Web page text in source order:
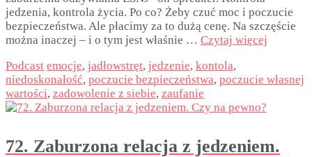
jedzenia, kontrola życia. Po co? Żeby czuć moc i poczucie
bezpieczeństwa. Ale płacimy za to dużą cenę. Na szczęście
można inaczej – i o tym jest właśnie … Czytaj więcej
Podcast emocje, jadłowstręt, jedzenie, kontola,
niedoskonałość, poczucie bezpieczeństwa, poczucie własnej
wartości, zadowolenie z siebie, zaufanie
72. Zaburzona relacja z jedzeniem.